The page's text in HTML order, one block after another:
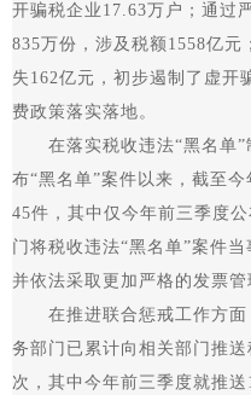
开骗税企业17.63万户；通过
835万份，涉及税额1558亿元
失162亿元，初步遏制了虚开
费政策落实落地。
在落实税收违法“黑名单”
布“黑名单”案件以来，截至
45件，其中仅今年前三季度
门将税收违法“黑名单”案件
并依法采取更加严格的发票管
在推进联合惩戒工作方面
务部门已累计向相关部门推
次，其中今年前三季度就推